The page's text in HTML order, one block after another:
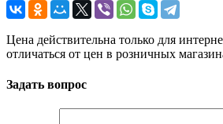
Цена действительна только для
отличаться от цен в розничных
Задать вопрос